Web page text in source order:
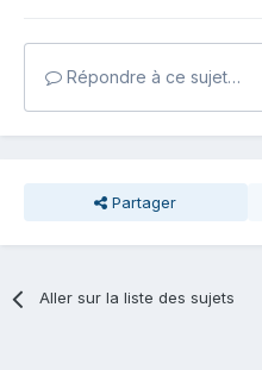
Répondre à ce sujet…
Partager
Aller sur la liste des sujets